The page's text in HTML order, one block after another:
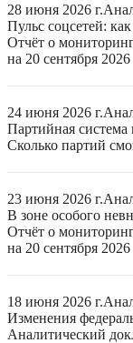
28 июня 2026 г.
Пульс соцсетей:
Отчёт о
на 20 сентября 2026
24 июня 2026 г.
Партийная система
Сколько партий
23 июня 2026 г.
В зоне особого
Отчёт о
на 20 сентября 2026
18 июня 2026 г.
Изменения
Аналитический